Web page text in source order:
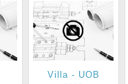
Villa - UOB